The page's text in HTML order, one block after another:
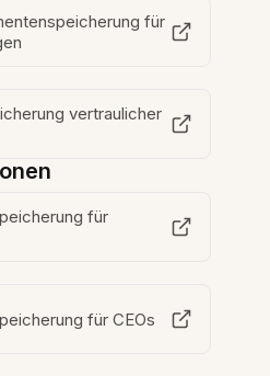
für
vertraulicher
für
für CEOs